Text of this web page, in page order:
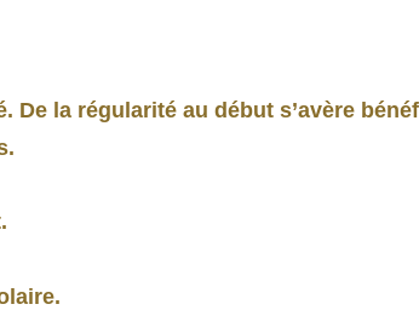
De la régularité au début s’avère